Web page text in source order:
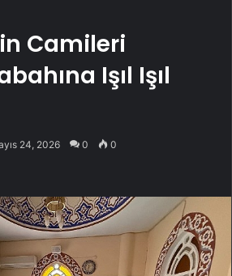
Camileri
Işıl Işıl
24, 2026 0 0